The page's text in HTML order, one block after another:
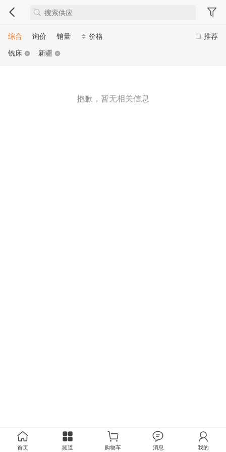
推荐
综合 询价 销量
价格
铣床
新疆
抱歉，暂无相关信息
首页 频道 购物车 消息 我的